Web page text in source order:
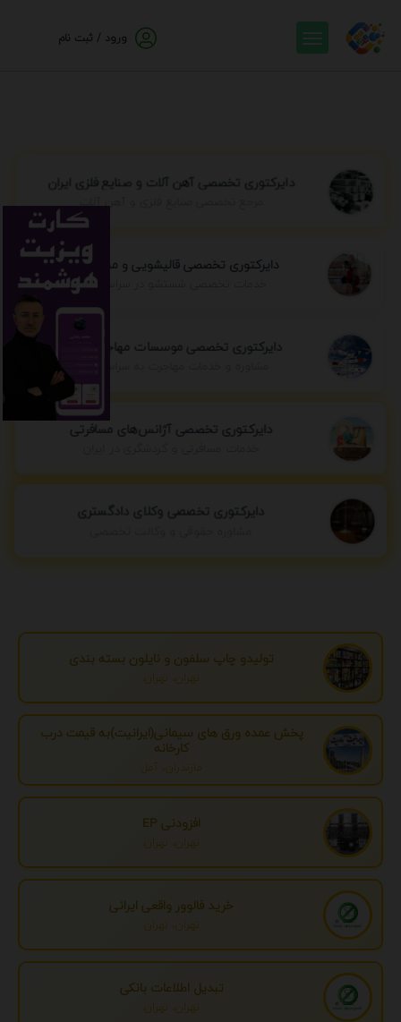
ورود / ثبت نام
دایرکتوری تخصصی آهن آلات و صنایع فلزی ایران
مرجع تخصصی صنایع فلزی و آهن آلات
دایرکتوری تخصصی قالیشویی و مبل شویی
خدمات تخصصی شستشو در سراسر ایران
دایرکتوری تخصصی موسسات مهاجرتی ایران
مشاوره و خدمات مهاجرت به سراسر جهان
دایرکتوری تخصصی آژانس‌های مسافرتی
دایرکتوری تخصصی وکلای دادگستری
تولیدو چاپ سلفون و نایلون بسته بندی
تهران، تهران
پخش عمده ورق های سیمانی(ایرانیت)به قیمت درب
کارخانه
مازندران، آمل
افزودنی EP
تهران، تهران
خرید فالوور واقعی ایرانی
تهران، تهران
تبدیل اطلاعات بانکی
تهران، تهران